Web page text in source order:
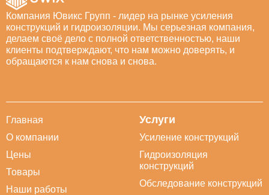
Компания Ювикс Групп - лидер на рынке усиления
конструкций и гидроизоляции. Мы серьезная компания,
делаем своё дело с полной ответственностью, наши
клиенты подтверждают, что нам можно доверять, и
обращаются к нам снова и снова.
Главная
О компании
Цены
Товары
Наши работы
Услуги
Усиление конструкций
Гидроизоляция
конструкций
Обследование конструкций